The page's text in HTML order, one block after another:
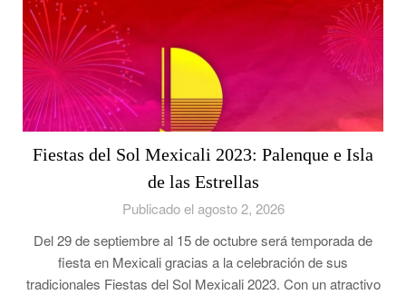
Fiestas del Sol Mexicali 2023: Palenque e Isla
de las Estrellas
Publicado el agosto 2, 2026
Del 29 de septiembre al 15 de octubre será temporada de
fiesta en Mexicali gracias a la celebración de sus
tradicionales Fiestas del Sol Mexicali 2023. Con un atractivo